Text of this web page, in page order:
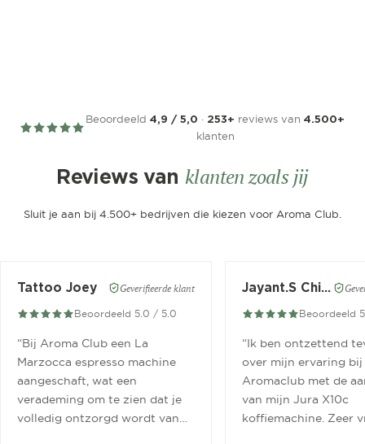
Beoordeeld 4,9 / 5,0 · 253+ reviews van 4.500+
klanten
Reviews van klanten zoals jij
Sluit je aan bij 4.500+ bedrijven die kiezen voor Aroma Club.
Tattoo Joey Geverifieerde klant
Beoordeeld 5.0 / 5.0
“Bij Aroma Club een La
Marzocca espresso machine
aangeschaft, wat een
verademing om te zien dat je
volledig ontzorgd wordt van
Jayant.S Chitaroe
Beoordeeld
“Ik ben ontzettend
over mijn ervaring bij
Aromaclub met de
van mijn Jura X10c
koffiemachine. Zeer